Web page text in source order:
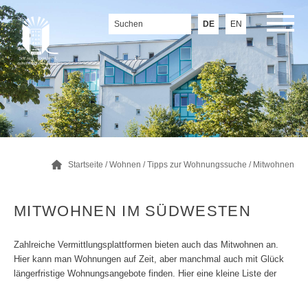
DE EN
Startseite /Wohnen /Tipps zur Wohnungssuche / Mitwohnen
MITWOHNEN IM SÜDWESTEN
Zahlreiche Vermittlungsplattformen bieten auch das Mitwohnen an.
Hier kann man Wohnungen auf Zeit, aber manchmal auch mit Glück
längerfristige Wohnungsangebote finden. Hier eine kleine Liste der